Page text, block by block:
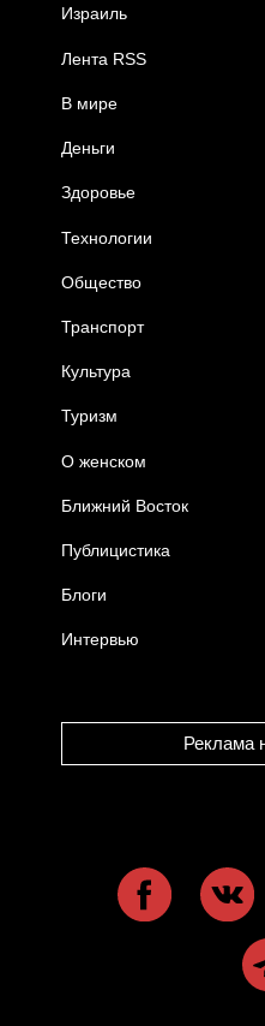
Израиль
Лента RSS
В мире
Деньги
Здоровье
Технологии
Общество
Транспорт
Культура
Туризм
О женском
Ближний Восток
Публицистика
Блоги
Интервью
Реклама